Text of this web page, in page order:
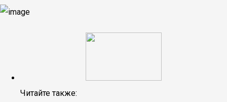
Читайте также: